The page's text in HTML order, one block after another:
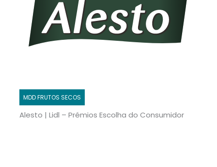
MDD FRUTOS SECOS
Alesto | Lidl – Prémios Escolha do Consumidor